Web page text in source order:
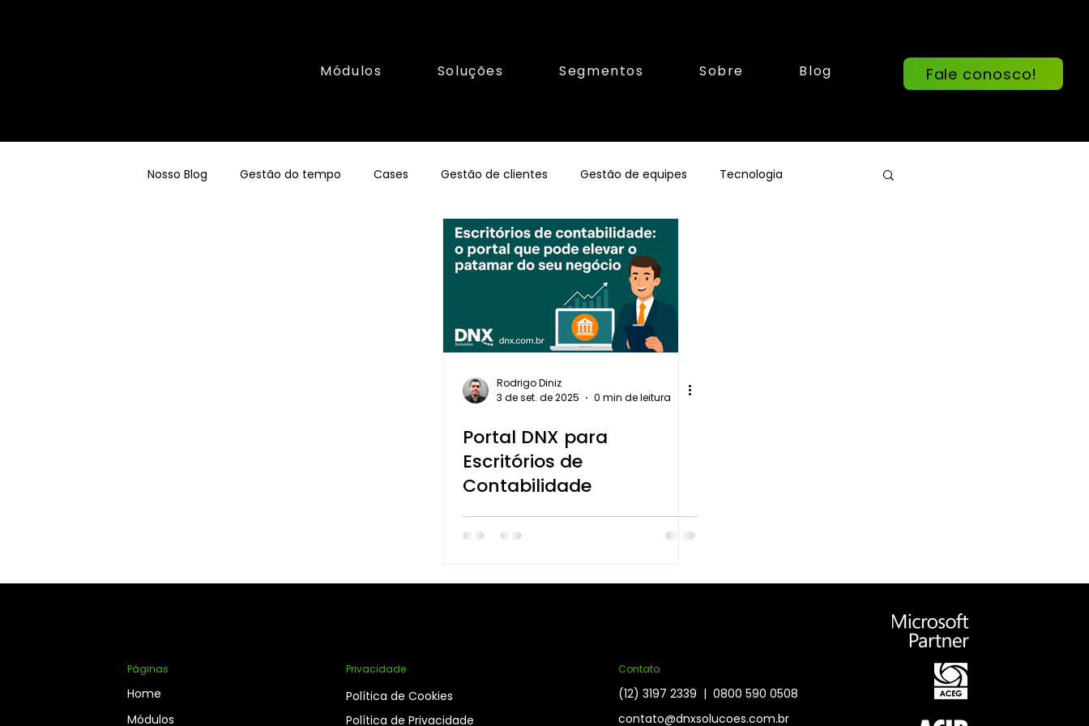
Módulos Soluções Segmentos Sobre Blog Fale conosco!
Nosso Blog Gestão do tempo Cases Gestão de clientes Gestão de equipes Tecnologia
Franquias Gestãofinanceira
Rodrigo Diniz
3 de set. de 2025
0 min de leitura
Portal DNX para
Escritórios de
Contabilidade
Páginas
Home
Módulos
Privacidade
Política de Cookies
Política de Privacidade
Contato
(12) 3197 2339 | 0800 590 0508
contato@dnxsolucoes.com.br